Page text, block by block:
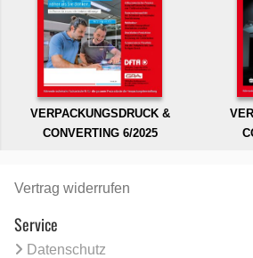
VERPACKUNGSDRUCK &
CONVERTING 6/2025
Vertrag widerrufen
Service
Datenschutz